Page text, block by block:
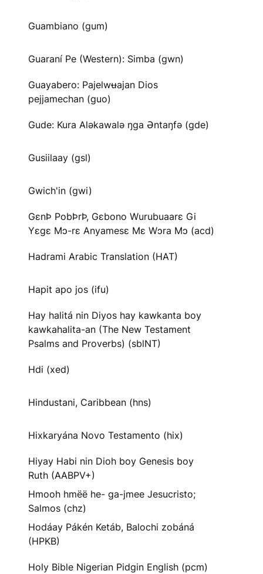
Guambiano (gum)
Guaraní Pe (Western): Simba (gwn)
Guayabero: Pajelwʉajan Dios
pejjamechan (guo)
Gude: Kura Aləkawalə ŋga Əntaŋfə (gde)
Gusiilaay (gsl)
Gwich'in (gwi)
GɛnÞ PobÞrÞ, Gɛbono Wurubuaarɛ Gi
Yɛgɛ Mɔ-rɛ Anyamesɛ Mɛ Wɔra Mɔ (acd)
Hadrami Arabic Translation (HAT)
Hapit apo jos (ifu)
Hay halitá nin Diyos hay kawkanta boy
kawkahalita-an (The New Testament
Psalms and Proverbs) (sblNT)
Hdi (xed)
Hindustani, Caribbean (hns)
Hixkaryána Novo Testamento (hix)
Hiyay Habi nin Dioh boy Genesis boy
Ruth (AABPV+)
Hmooh hmëë he- ga-jmee Jesucristo;
Salmos (chz)
Hodáay Pákén Ketáb, Balochi zobáná
(HPKB)
Holy Bible Nigerian Pidgin English (pcm)